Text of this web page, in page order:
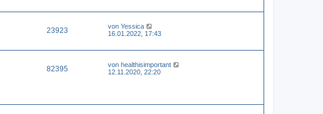
23923 von Yessica
16.01.2022, 17:43
82395 von healthisimportant
12.11.2020, 22:20